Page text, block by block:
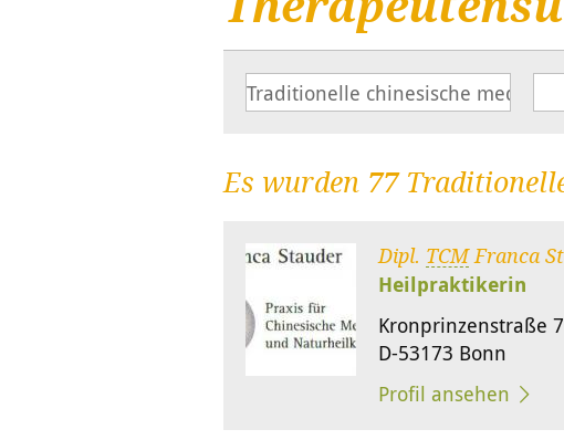
Es wurden 77
Dipl. TCMFranca
Heilpraktikerin
Kronprinzenstraße
D-53173 Bonn
Profil ansehen